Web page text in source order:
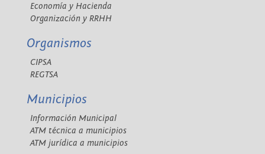
Economía y Hacienda
Organización y RRHH
Organismos
CIPSA
REGTSA
Municipios
Información Municipal
ATM técnica a municipios
ATM jurídica a municipios